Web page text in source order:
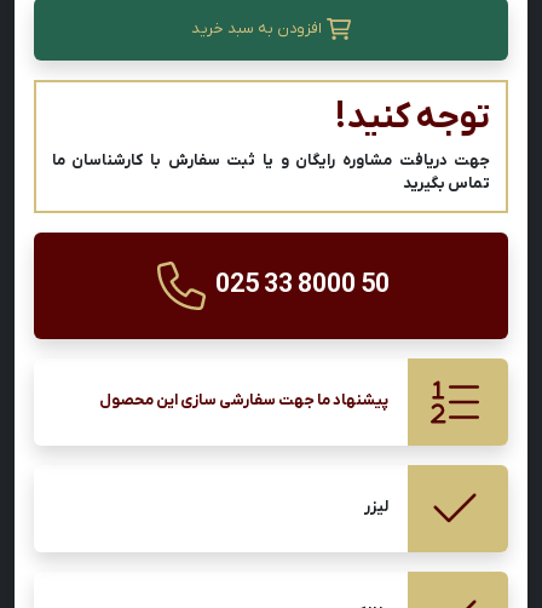
افزودن به سبد خرید
توجه کنید!
جهت دریافت مشاوره رایگان و یا ثبت سفارش با کارشناسان ما
تماس بگیرید
025 33 8000 50
پیشنهاد ما جهت سفارشی سازی این محصول
لیزر